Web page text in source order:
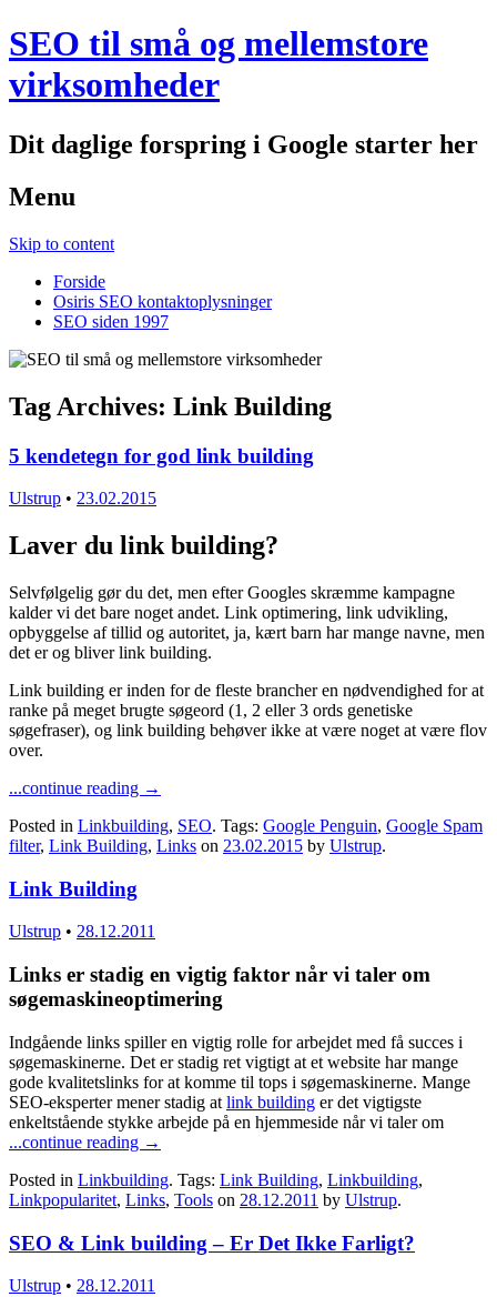
SEO til små og mellemstore
virksomheder
Dit daglige forspring i Google starter her
Menu
Skip to content
Forside
Osiris SEO kontaktoplysninger
SEO siden 1997
Tag Archives: Link Building
5 kendetegn for god link building
Ulstrup • 23.02.2015
Laver du link building?
Selvfølgelig gør du det, men efter Googles skræmme kampagne
kalder vi det bare noget andet. Link optimering, link udvikling,
opbyggelse af tillid og autoritet, ja, kært barn har mange navne, men
det er og bliver link building.
Link building er inden for de fleste brancher en nødvendighed for at
ranke på meget brugte søgeord (1, 2 eller 3 ords genetiske
søgefraser), og link building behøver ikke at være noget at være flov
over.
...continue reading →
Posted in Linkbuilding, SEO. Tags: Google Penguin, Google Spam
filter, Link Building, Links on 23.02.2015 by Ulstrup.
Link Building
Ulstrup • 28.12.2011
Links er stadig en vigtig faktor når vi taler om
søgemaskineoptimering
Indgående links spiller en vigtig rolle for arbejdet med få succes i
søgemaskinerne. Det er stadig ret vigtigt at et website har mange
gode kvalitetslinks for at komme til tops i søgemaskinerne. Mange
SEO-eksperter mener stadig at link building er det vigtigste
enkeltstående stykke arbejde på en hjemmeside når vi taler om
...continue reading →
Posted in Linkbuilding. Tags: Link Building, Linkbuilding,
Linkpopularitet, Links, Tools on 28.12.2011 by Ulstrup.
SEO & Link building – Er Det Ikke Farligt?
Ulstrup • 28.12.2011